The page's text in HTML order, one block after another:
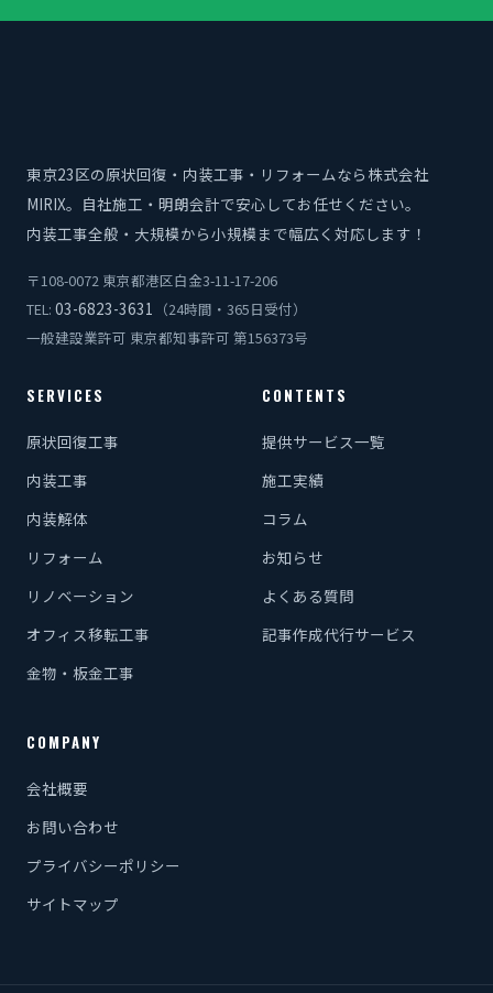
東京23区の原状回復・内装工事・リフォームなら株式会社
MIRIX。自社施工・明朗会計で安心してお任せください。
内装工事全般・大規模から小規模まで幅広く対応します！
〒108-0072 東京都港区白金3-11-17-206
TEL: 03-6823-3631
（24時間・365日受付）
一般建設業許可 東京都知事許可 第156373号
SERVICES
原状回復工事
内装工事
内装解体
リフォーム
リノベーション
オフィス移転工事
金物・板金工事
CONTENTS
提供サービス一覧
施工実績
コラム
お知らせ
よくある質問
記事作成代行サービス
COMPANY
会社概要
お問い合わせ
プライバシーポリシー
サイトマップ